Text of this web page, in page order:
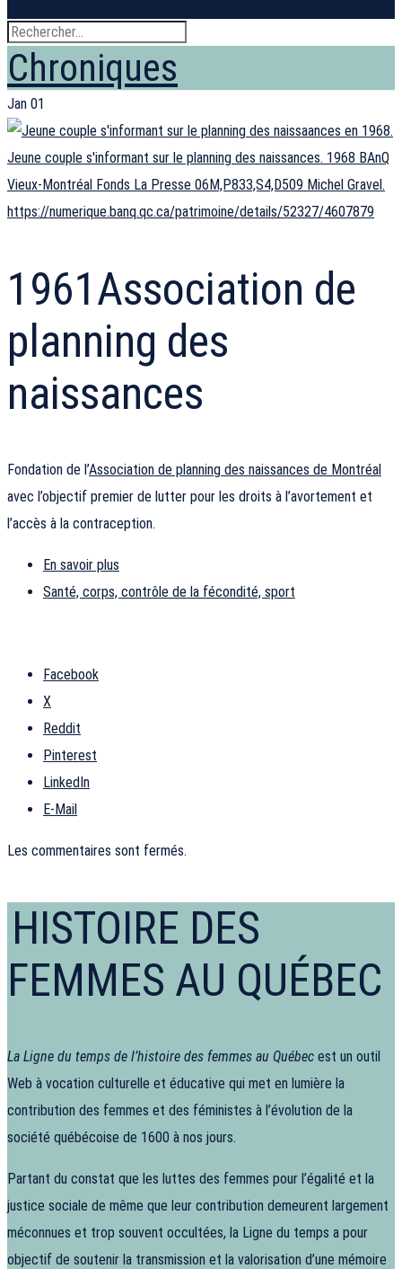
Chroniques
Jan 01
Jeune couple s'informant sur le planning des naissances. 1968 BAnQ
Vieux-Montréal Fonds La Presse 06M,P833,S4,D509 Michel Gravel.
https://numerique.banq.qc.ca/patrimoine/details/52327/4607879
1961Association de
planning des
naissances
Fondation de l’Association de planning des naissances de Montréal
avec l’objectif premier de lutter pour les droits à l’avortement et
l’accès à la contraception.
En savoir plus
Santé, corps, contrôle de la fécondité, sport
Facebook
X
Reddit
Pinterest
LinkedIn
E-Mail
Les commentaires sont fermés.
HISTOIRE DES
FEMMES AU QUÉBEC
La Ligne du temps de l’histoire des femmes au Québec est un outil
Web à vocation culturelle et éducative qui met en lumière la
contribution des femmes et des féministes à l’évolution de la
société québécoise de 1600 à nos jours.
Partant du constat que les luttes des femmes pour l’égalité et la
justice sociale de même que leur contribution demeurent largement
méconnues et trop souvent occultées, la Ligne du temps a pour
objectif de soutenir la transmission et la valorisation d’une mémoire